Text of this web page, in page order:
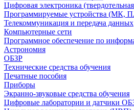
Цифровая электроника
Программируемые устройства
Телекоммуникация и передача данных
Компьютерные сети
Программное обеспечение по
Астрономия
ОБЗР
Технические средства обучения
Печатные пособия
Приборы
Экранно-звуковые средства обучения
Цифровые лаборатории и датчики